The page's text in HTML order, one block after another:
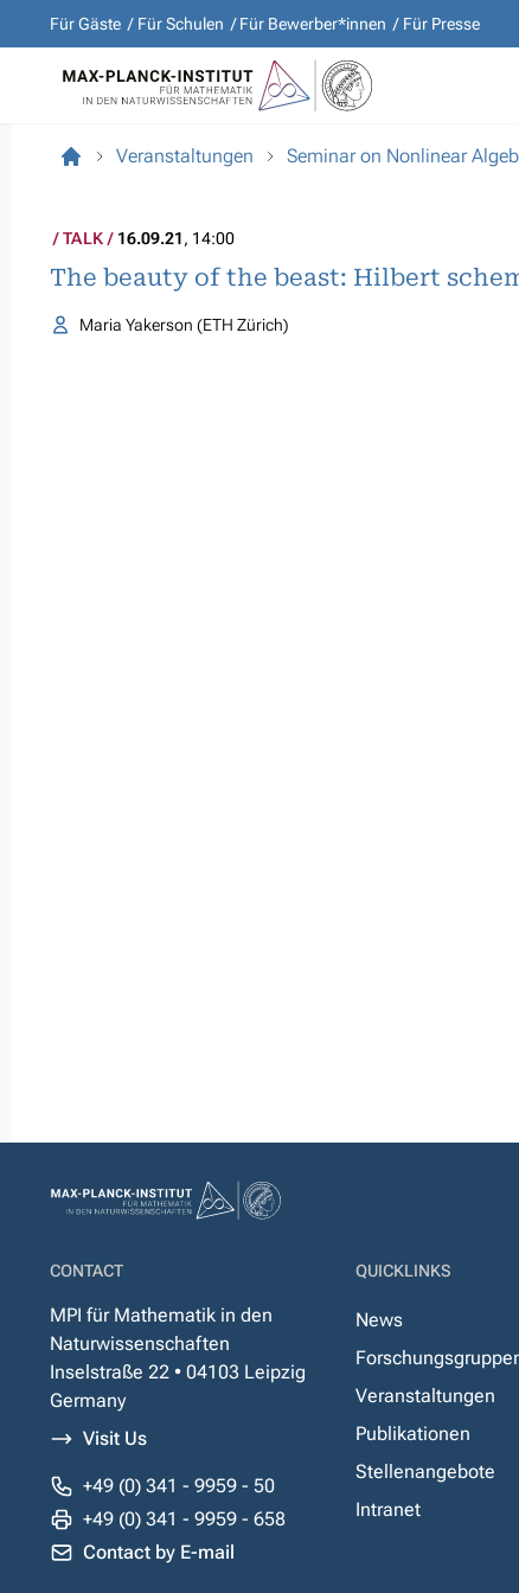
Für Gäste Für Schulen Für Bewerber*innen Für Presse
Veranstaltungen Seminar on Nonlinear
TALK 16.09.21, 14:00
The beauty of the beast: Hilbert
Maria Yakerson (ETH Zürich)
CONTACT
MPI für Mathematik in den
Naturwissenschaften
Inselstraße 22 • 04103 Leipzig
Germany
Visit Us
+49 (0) 341 - 9959 - 50
+49 (0) 341 - 9959 - 658
Contact by E-mail
QUICKLINKS
News
Veranstaltungen
Publikationen
Stellenangebote
Intranet